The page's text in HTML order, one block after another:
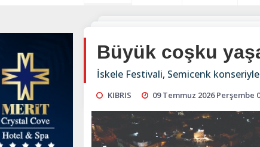
Büyük coşku
İskele Festivali, Semicenk
KIBRIS 09 Temmuz 2026 Perşembe